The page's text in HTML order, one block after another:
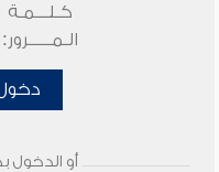
كـلـــمـة
الـمـــــرور:
أو